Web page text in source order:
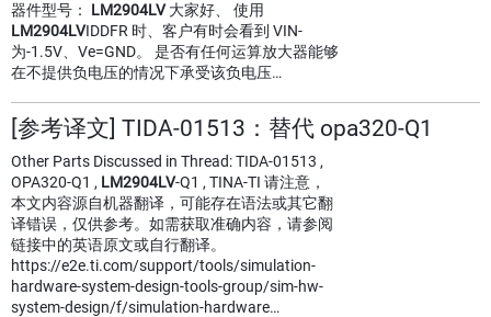
器件型号： LM2904LV大家好、 使用
LM2904LVIDDFR 时、客户有时会看到 VIN-
为-1.5V、Ve=GND。 是否有任何运算放大器能够
在不提供负电压的情况下承受该负电压…
[参考译文] TIDA-01513：替代 opa320-Q1
Other Parts Discussed in Thread: TIDA-01513 ,
OPA320-Q1 , LM2904LV-Q1 , TINA-TI 请注意，
本文内容源自机器翻译，可能存在语法或其它翻
译错误，仅供参考。如需获取准确内容，请参阅
链接中的英语原文或自行翻译。
https://e2e.ti.com/support/tools/simulation-
hardware-system-design-tools-group/sim-hw-
system-design/f/simulation-hardware…